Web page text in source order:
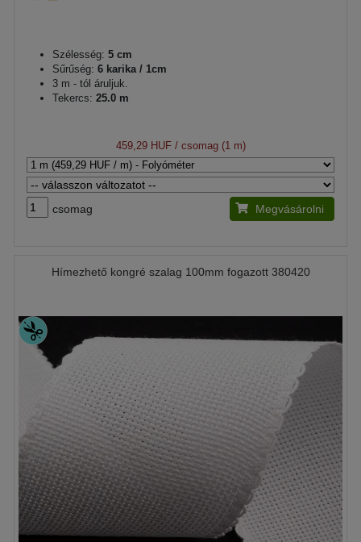
Szélesség: 5 cm
Sűrűség: 6 karika / 1cm
3 m - tól áruljuk.
Tekercs: 25.0 m
459,29 HUF/ csomag (1 m)
csomag Megvásárolni
Hímezhető kongré szalag 100mm fogazott 380420